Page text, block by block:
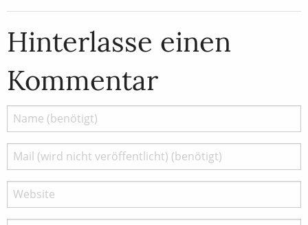
Hinterlasse einen
Kommentar